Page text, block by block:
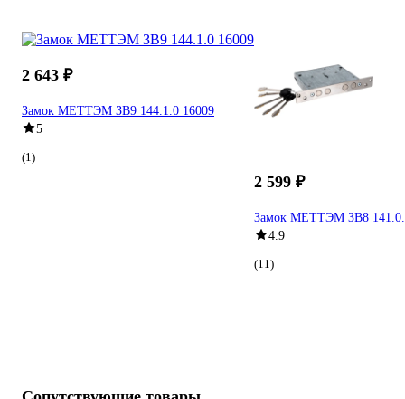
2 643 ₽
Замок МЕТТЭМ ЗВ9 144.1.0 16009
5
(1)
2 599 ₽
Замок МЕТТЭМ ЗВ8
4.9
(11)